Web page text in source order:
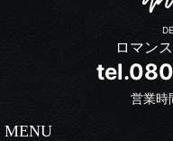
ロマン
営業
MENU